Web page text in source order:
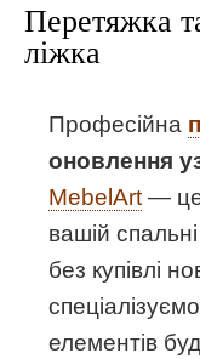
Перетяжка
ліжка
Професійна
оновлення
MebelArt— це
вашій
без купівлі
елементів